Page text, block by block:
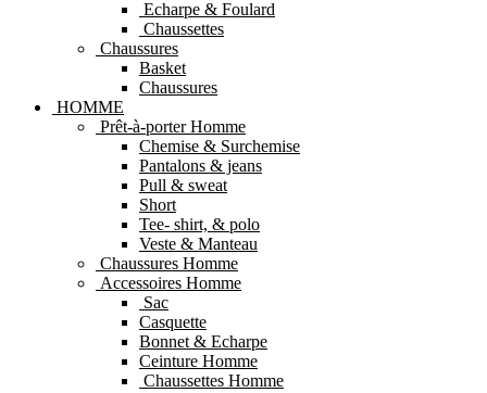
Echarpe & Foulard
Chaussettes
Chaussures
Basket
Chaussures
HOMME
Prêt-à-porter Homme
Chemise & Surchemise
Pantalons & jeans
Pull & sweat
Short
Tee- shirt, & polo
Veste & Manteau
Chaussures Homme
Accessoires Homme
Sac
Casquette
Bonnet & Echarpe
Ceinture Homme
Chaussettes Homme